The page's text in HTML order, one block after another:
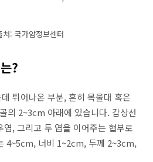
처: 국가암정보센터
?
튀어나온 부분, 흔히 목울대 혹은
의 2~3cm 아래에 있습니다. 갑상선
, 그리고 두 엽을 이어주는 협부로
4~5cm, 너비 1~2cm, 두께 2~3cm,